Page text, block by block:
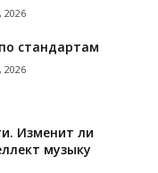
2026
стандартам
2026
Изменит ли
музыку